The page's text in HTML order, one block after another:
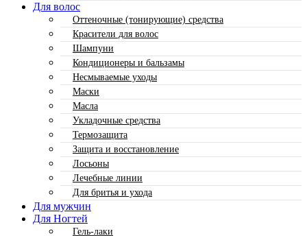
Для волос
Оттеночные (тонирующие) средства
Красители для волос
Шампуни
Кондиционеры и бальзамы
Несмываемые уходы
Маски
Масла
Укладочные средства
Термозащита
Защита и восстановление
Лосьоны
Лечебные линии
Для бритья и ухода
Для мужчин
Для Ногтей
Гель-лаки